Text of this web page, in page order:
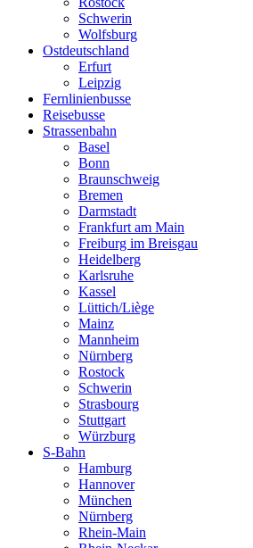
Schwerin
Wolfsburg
Ostdeutschland
Erfurt
Leipzig
Fernlinienbusse
Reisebusse
Strassenbahn
Basel
Bonn
Braunschweig
Bremen
Darmstadt
Frankfurt am Main
Freiburg im Breisgau
Heidelberg
Karlsruhe
Kassel
Lüttich/Liège
Mainz
Mannheim
Nürnberg
Rostock
Schwerin
Strasbourg
Stuttgart
Würzburg
S-Bahn
Hamburg
Hannover
München
Nürnberg
Rhein-Main